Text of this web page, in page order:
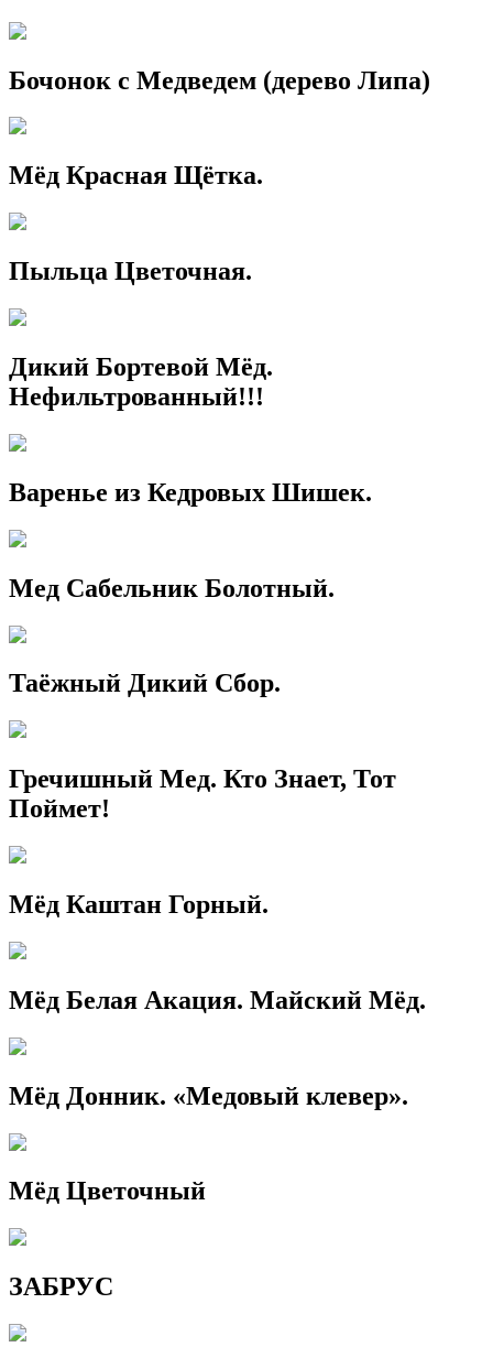
Бочонок с Медведем (дерево Липа)
Мёд Красная Щётка.
Пыльца Цветочная.
Дикий Бортевой Мёд.
Нефильтрованный!!!
Варенье из Кедровых Шишек.
Мед Сабельник Болотный.
Таёжный Дикий Сбор.
Гречишный Мед. Кто Знает, Тот
Поймет!
Мёд Каштан Горный.
Мёд Белая Акация. Майский Мёд.
Мёд Донник. «Медовый клевер».
Мёд Цветочный
ЗАБРУС